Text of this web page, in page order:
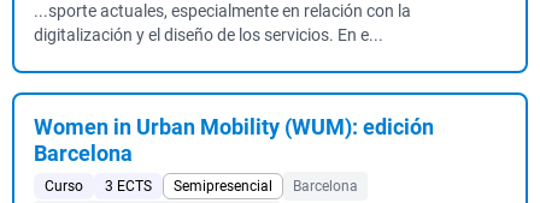
...sporte actuales, especialmente en relación con la
digitalización y el diseño de los servicios. En e...
Women in Urban Mobility (WUM): edición
Barcelona
Curso 3 ECTS Semipresencial
Barcelona